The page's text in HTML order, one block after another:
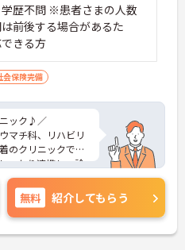
歴不問 ※患者さまの人数
前後する場合があるた
きる方
会保険完備
ック♪／
マチ科、リハビリ
のクリニックで
っかり連携し、診
きる環境になって
継続的にサポート
関われる点も魅力
も少なめ。勤務時
活に合わせた働き
無料 紹介してもらう